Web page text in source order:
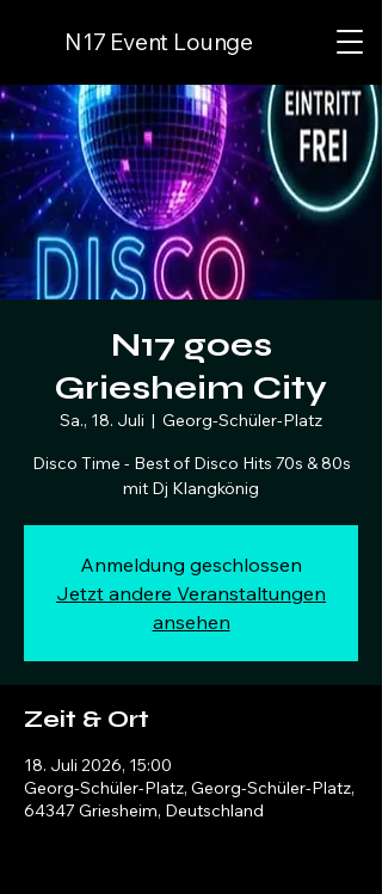
N17 Event Lounge
N17 goes
Griesheim City
Sa., 18. Juli
  |
Georg-Schüler-Platz
Disco Time - Best of Disco Hits 70s & 80s
mit Dj Klangkönig
Anmeldung geschlossen
Jetzt andere Veranstaltungen
ansehen
Zeit & Ort
18. Juli 2026, 15:00
Georg-Schüler-Platz, Georg-Schüler-Platz,
64347 Griesheim, Deutschland